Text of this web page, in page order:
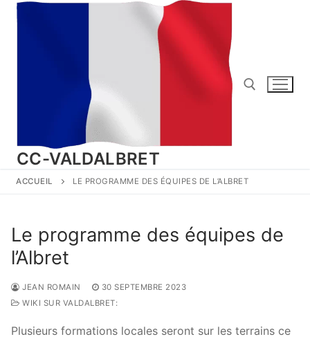
Aller
CC-VALDALBRET
ACCUEIL LE PROGRAMME DES ÉQUIPES DE L’ALBRET
Le programme des équipes de
l’Albret
JEAN ROMAIN
30 SEPTEMBRE 2023
WIKI SUR VALDALBRET:
Plusieurs formations locales seront sur les terrains ce